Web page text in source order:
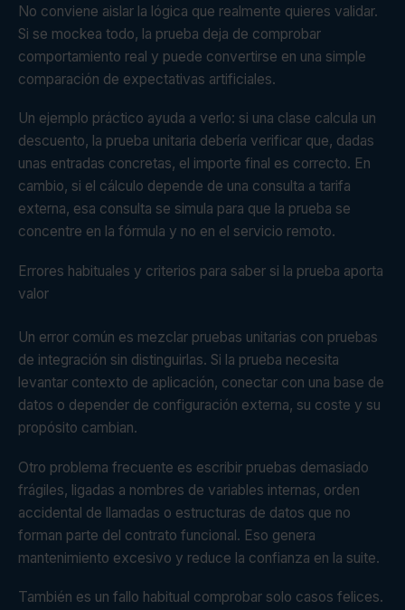
No conviene aislar la lógica que realmente quieres validar.
Si se mockea todo, la prueba deja de comprobar
comportamiento real y puede convertirse en una simple
comparación de expectativas artificiales.
Un ejemplo práctico ayuda a verlo: si una clase calcula un
descuento, la prueba unitaria debería verificar que, dadas
unas entradas concretas, el importe final es correcto. En
cambio, si el cálculo depende de una consulta a tarifa
externa, esa consulta se simula para que la prueba se
concentre en la fórmula y no en el servicio remoto.
Errores habituales y criterios para saber si la prueba aporta
valor
Un error común es mezclar pruebas unitarias con pruebas
de integración sin distinguirlas. Si la prueba necesita
levantar contexto de aplicación, conectar con una base de
datos o depender de configuración externa, su coste y su
propósito cambian.
Otro problema frecuente es escribir pruebas demasiado
frágiles, ligadas a nombres de variables internas, orden
accidental de llamadas o estructuras de datos que no
forman parte del contrato funcional. Eso genera
mantenimiento excesivo y reduce la confianza en la suite.
También es un fallo habitual comprobar solo casos felices.